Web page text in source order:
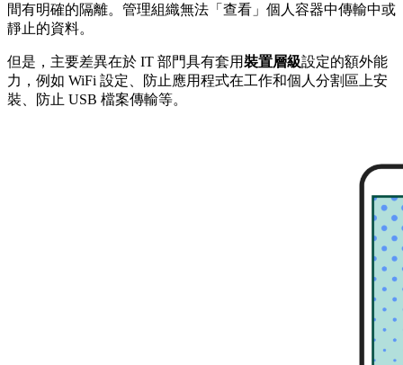
間有明確的隔離。管理組織無法「查看」個人容器中傳輸中或
靜止的資料。
但是，主要差異在於 IT 部門具有套用裝置層級設定的額外能
力，例如 WiFi 設定、防止應用程式在工作和個人分割區上安
裝、防止 USB 檔案傳輸等。